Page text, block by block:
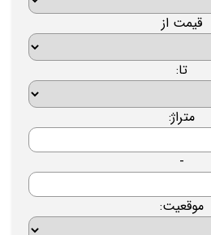
قیمت از
تا:
متراژ:
-
موقعیت: